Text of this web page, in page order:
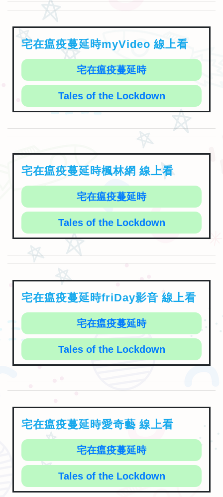
宅在瘟疫蔓延時myVideo 線上看
宅在瘟疫蔓延時
Tales of the Lockdown
宅在瘟疫蔓延時楓林網 線上看
宅在瘟疫蔓延時
Tales of the Lockdown
宅在瘟疫蔓延時friDay影音 線上看
宅在瘟疫蔓延時
Tales of the Lockdown
宅在瘟疫蔓延時愛奇藝 線上看
宅在瘟疫蔓延時
Tales of the Lockdown